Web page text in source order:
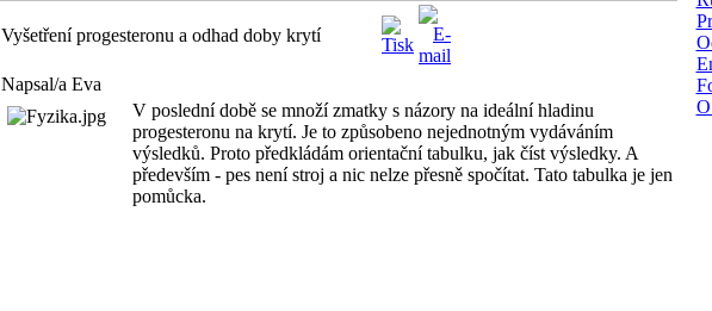
Vyšetření progesteronu a odhad doby krytí
Napsal/a Eva
V poslední době se množí zmatky s názory na ideální hladinu
progesteronu na krytí. Je to způsobeno nejednotným vydáváním
výsledků. Proto předkládám orientační tabulku, jak číst výsledky. A
především - pes není stroj a nic nelze přesně spočítat. Tato tabulka je jen
pomůcka.